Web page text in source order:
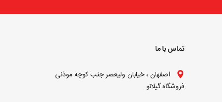
تماس با ما
اصفهان ، خیابان ولیعصر جنب کوچه موذنی
فروشگاه گیلانو